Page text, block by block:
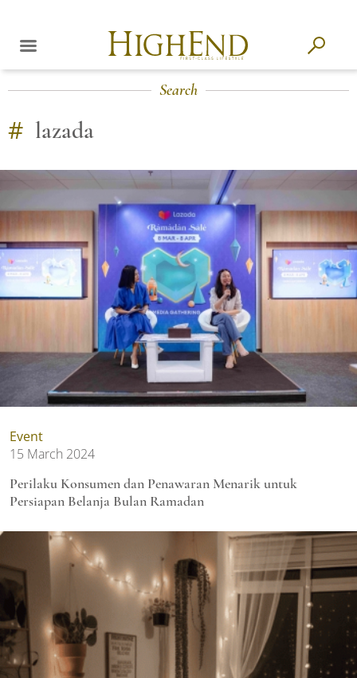
Search
# lazada
Event
15 March 2024
Perilaku Konsumen dan Penawaran Menarik untuk
Persiapan Belanja Bulan Ramadan